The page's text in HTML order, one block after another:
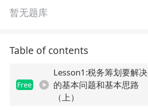
暂无题库
Table of contents
Free
Lesson1:税务筹划要解决
的基本问题和基本思路
（上）